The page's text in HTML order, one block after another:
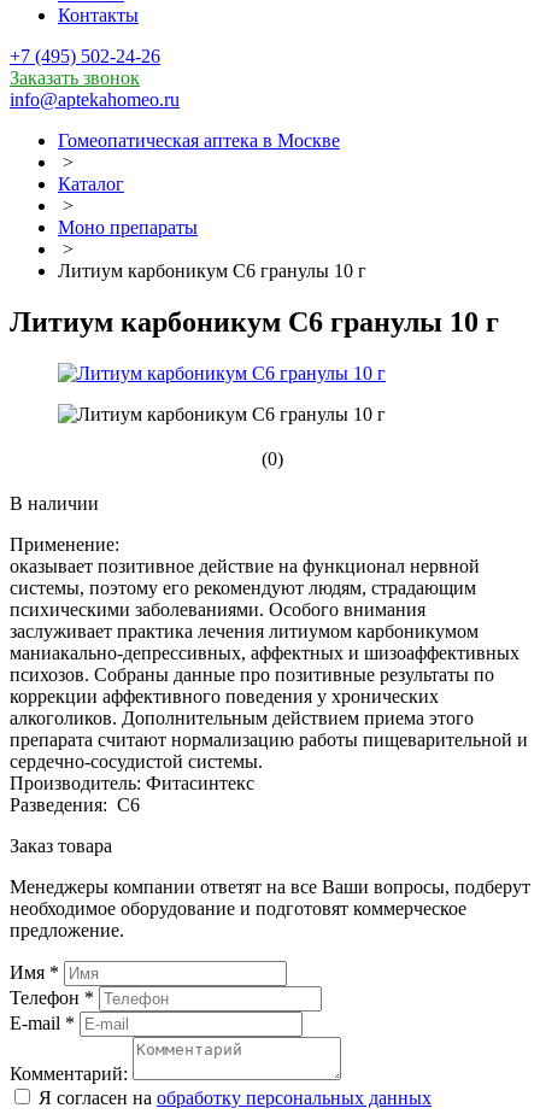
Контакты
+7 (495) 502-24-26
Заказать звонок
info@aptekahomeo.ru
Гомеопатическая аптека в Москве
>
Каталог
>
Моно препараты
>
Литиум карбоникум С6 гранулы 10 г
Литиум карбоникум С6 гранулы 10 г
(0)
В наличии
Применение:
оказывает позитивное действие на функционал нервной
системы, поэтому его рекомендуют людям, страдающим
психическими заболеваниями. Особого внимания
заслуживает практика лечения литиумом карбоникумом
маниакально-депрессивных, аффектных и шизоаффективных
психозов. Собраны данные про позитивные результаты по
коррекции аффективного поведения у хронических
алкоголиков. Дополнительным действием приема этого
препарата считают нормализацию работы пищеварительной и
сердечно-сосудистой системы.
Производитель: Фитасинтекс
Разведения: С6
Заказ товара
Менеджеры компании ответят на все Ваши вопросы, подберут
необходимое оборудование и подготовят коммерческое
предложение.
Имя *
Телефон *
E-mail *
Комментарий:
Я согласен на обработку персональных данных